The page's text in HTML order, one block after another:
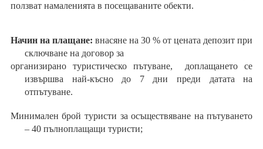
ползват намаленията в посещаваните обекти.
Начин на плащане: внасяне на 30 % от цената депозит при
сключване на договор за
организирано туристическо пътуване, доплащането се
извършва най-късно до 7 дни
преди датата на
отпътуване.
Минимален брой туристи за осъществяване на пътуването
– 40 пълноплащащи туристи;